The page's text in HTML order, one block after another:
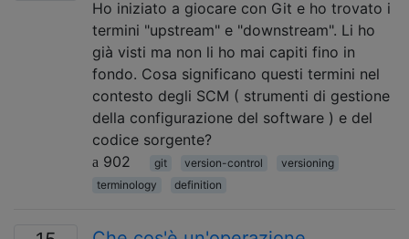
Ho iniziato a giocare con Git e ho trovato i
termini "upstream" e "downstream". Li ho
già visti ma non li ho mai capiti fino in
fondo. Cosa significano questi termini nel
contesto degli SCM ( strumenti di gestione
della configurazione del software ) e del
codice sorgente?
902
git version-control
versioning
terminology
definition